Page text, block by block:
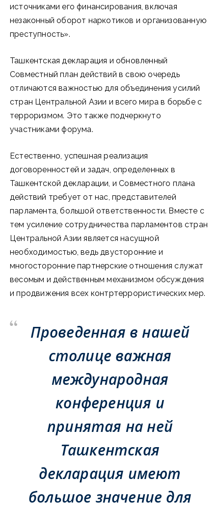
источниками его финансирования, включая
незаконный оборот наркотиков и организованную
преступность».
Ташкентская декларация и обновленный
Совместный план действий в свою очередь
отличаются важностью для объединения усилий
стран Центральной Азии и всего мира в борьбе с
терроризмом. Это также подчеркнуто
участниками форума.
Естественно, успешная реализация
договоренностей и задач, определенных в
Ташкентской декларации, и Совместного плана
действий требует от нас, представителей
парламента, большой ответственности. Вместе с
тем усиление сотрудничества парламентов стран
Центральной Азии является насущной
необходимостью, ведь двусторонние и
многосторонние партнерские отношения служат
весомым и действенным механизмом обсуждения
и продвижения всех контртеррористических мер.
Проведенная в нашей
столице важная
международная
конференция и
принятая на ней
Ташкентская
декларация имеют
большое значение для